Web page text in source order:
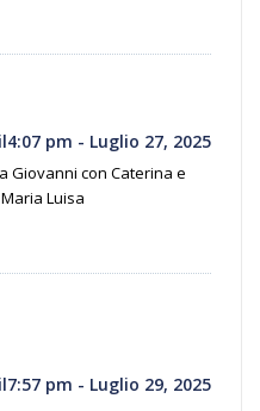
pm - Luglio 27, 2025
Giovanni con Caterina e
Luisa
pm - Luglio 29, 2025